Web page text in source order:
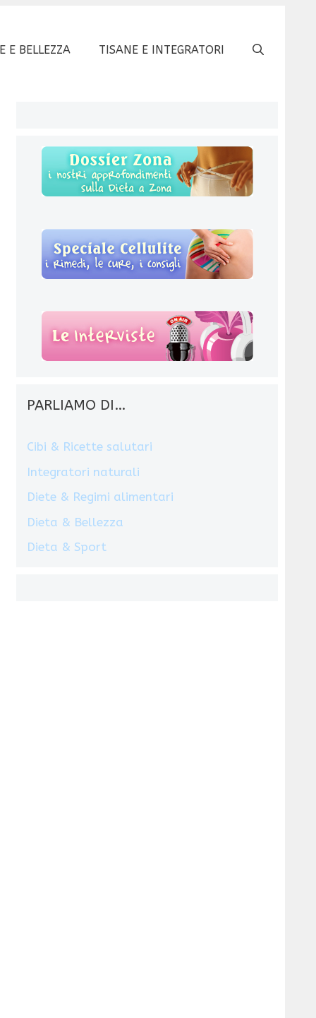
E BELLEZZA TISANE E INTEGRATORI
PARLIAMO DI…
Cibi & Ricette salutari
Integratori naturali
Diete & Regimi alimentari
Dieta & Bellezza
Dieta & Sport